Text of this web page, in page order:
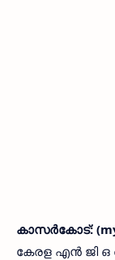
കാസര്‍കോട്:
കേരള എന്‍ ജി